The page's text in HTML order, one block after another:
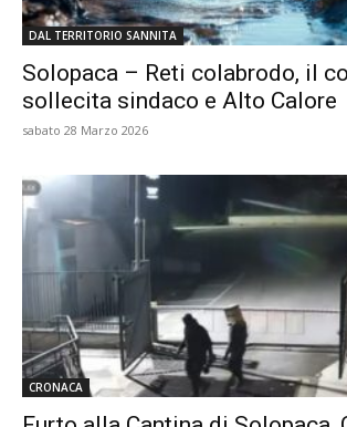
DAL TERRITORIO SANNITA
Solopaca – Reti colabrodo, il
sollecita sindaco e Alto Calore
sabato 28 Marzo 2026
CRONACA